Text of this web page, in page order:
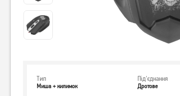
Тип
Миша + килимок
Під'єднання
Дротове